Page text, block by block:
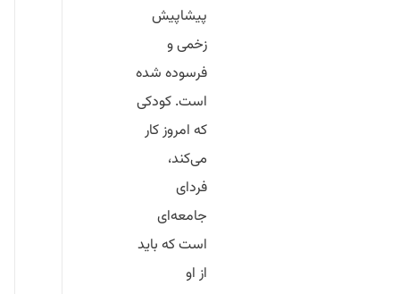
پیشاپیش
زخمی و
فرسوده شده
است. کودکی
که امروز کار
می‌کند،
فردای
جامعه‌ای
است که باید
از او